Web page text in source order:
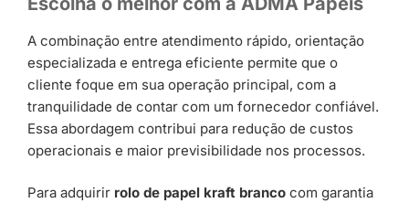
A combinação entre atendimento rápido, orientação
especializada e entrega eficiente permite que o
cliente foque em sua operação principal, com a
tranquilidade de contar com um fornecedor confiável.
Essa abordagem contribui para redução de custos
operacionais e maior previsibilidade nos processos.
Para adquirir rolo de papel kraft branco com garantia